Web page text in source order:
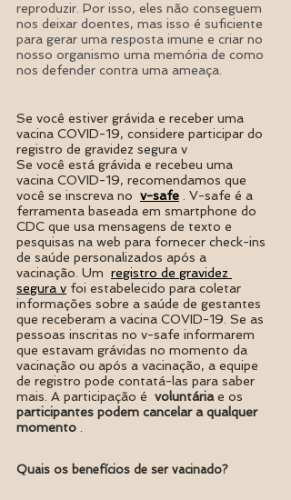
reproduzir. Por isso, eles não conseguem
nos deixar doentes, mas isso é suficiente
para gerar uma resposta imune e criar no
nosso organismo uma memória de como
nos defender contra uma ameaça.
Se você estiver grávida e receber uma
vacina COVID-19, considere participar do
registro de gravidez segura v
Se você está grávida e recebeu uma
vacina COVID-19, recomendamos que
você se inscreva no v-safe . V-safe é a
ferramenta baseada em smartphone do
CDC que usa mensagens de texto e
pesquisas na web para fornecer check-ins
de saúde personalizados após a
vacinação. Um registro de gravidez
segura v foi estabelecido para coletar
informações sobre a saúde de gestantes
que receberam a vacina COVID-19. Se as
pessoas inscritas no v-safe informarem
que estavam grávidas no momento da
vacinação ou após a vacinação, a equipe
de registro pode contatá-las para saber
mais. A participação é voluntária e os
participantes podem cancelar a qualquer
momento
Quais os benefícios de ser vacinado?